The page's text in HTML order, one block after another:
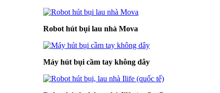
Robot hút bụi lau nhà Mova
Máy hút bụi cầm tay không dây